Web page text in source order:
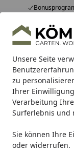
Unsere Seite
zu
Ihrer
Verarbeitung
Surferlebnis und
Sie können Ihre
oder widerrufen.
Hotline07051 / 9 22 22
Mo-Fr. 8-16 Uhr
Alle Produkte
Alle Produkte
Ximax